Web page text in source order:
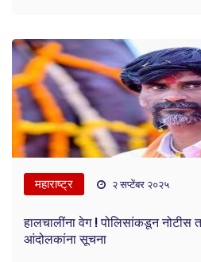
महाराष्ट्र २ सप्टेंबर २०२५
हालचालींना वेग ! पोलिसांकडून नोटीस
आंदोलकांना सूचना